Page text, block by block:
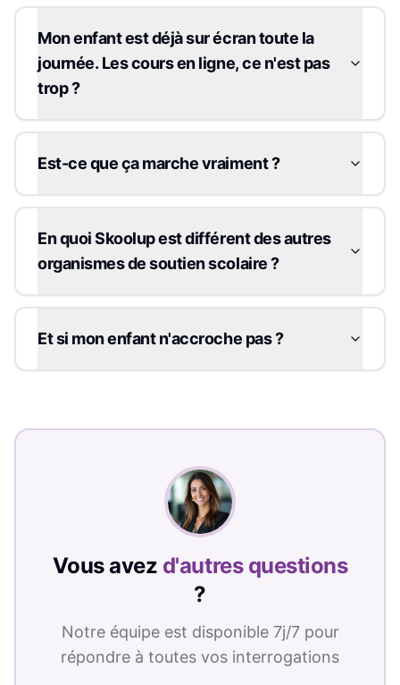
Mon enfant est déjà sur écran toute la
journée. Les cours en ligne, ce n'est pas
trop ?
Est-ce que ça marche vraiment ?
En quoi Skoolup est différent des autres
organismes de soutien scolaire ?
Et si mon enfant n'accroche pas ?
Vous avez d'autres questions
?
Notre équipe est disponible 7j/7 pour
répondre à toutes vos interrogations